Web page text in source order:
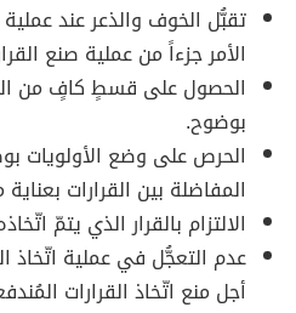
تقبُّل الخوف والذعر عند
الأمر جزءاً من عملية صنع
الحصول على قسطٍ كافٍ من
بوضوح.
الحرص على وضع الأولويات
المفاضلة بين القرارات
الالتزام بالقرار الذي يتمّ
عدم التعجُّل في عملية اتّخاذ
أجل منع اتّخاذ القرارات